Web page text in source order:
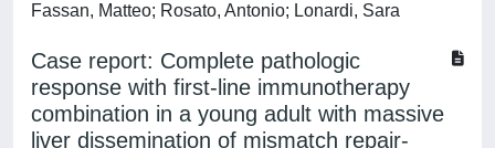
Fassan, Matteo; Rosato, Antonio; Lonardi, Sara
Case report: Complete pathologic
response with first-line immunotherapy
combination in a young adult with massive
liver dissemination of mismatch repair-